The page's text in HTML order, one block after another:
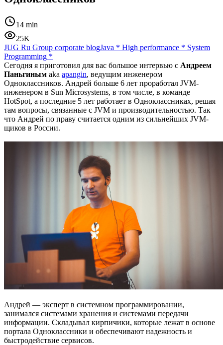
14 min
25K
JUG Ru Group corporate blogJava * High performance * System
Programming *
Сегодня я приготовил для вас большое интервью с Андреем
Паньгиным aka apangin, ведущим инженером
Одноклассников. Андрей больше 6 лет проработал JVM-
инженером в Sun Microsystems, в том числе, в команде
HotSpot, а последние 5 лет работает в Одноклассниках, решая
там вопросы, связанные с JVM и производительностью. Так
что Андрей по праву считается одним из сильнейших JVM-
щиков в России.
Андрей — эксперт в системном программировании,
занимался системами хранения и системами передачи
информации. Складывал кирпичики, которые лежат в основе
портала Одноклассники и обеспечивают надежность и
быстродействие сервисов.